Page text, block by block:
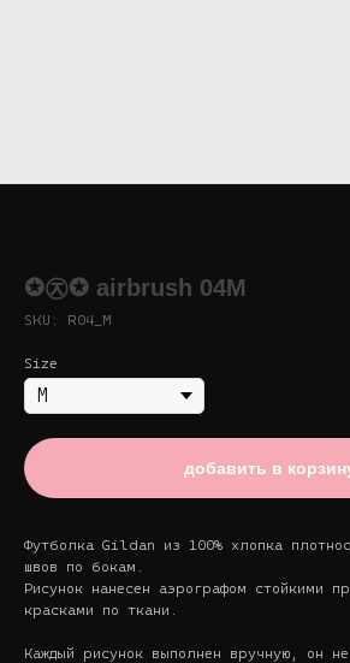
✪㉨✪ airbrush 04M
SKU: R04_M
Size
добавить в
Футболка Gildan из 100% хлопка
швов по бокам.
Рисунок нанесен аэрографом стойкими
красками по ткани.
Каждый рисунок выполнен вручную, он